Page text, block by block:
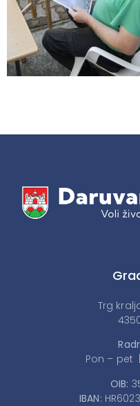
Trg
Pon – pet
OIB:
IBAN: